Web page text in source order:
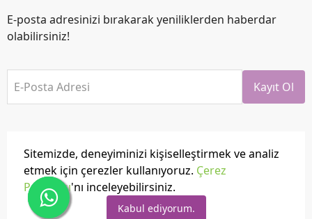
Sitemizde, deneyiminizi kişiselleştirmek ve analiz
etmek için çerezler kullanıyoruz. Çerez
Politikası'nı inceleyebilirsiniz.
Kabul ediyorum.
E-posta adresinizi bırakarak yeniliklerden haberdar
olabilirsiniz!
E-Posta Adresi Kayıt Ol
Tüm hakları saklıdır.
Powered by ikas